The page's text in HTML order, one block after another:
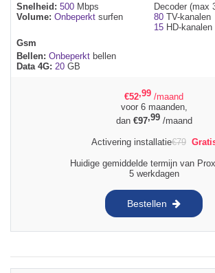
Snelheid: 500 Mbps
Volume: Onbeperkt surfen
Decoder (max
80 TV-kanalen
15 HD-kanalen
Gsm
Bellen: Onbeperkt bellen
Data 4G: 20 GB
€52,99 /maand
voor 6 maanden,
dan €97,99/maand
Activering installatie€79
Huidige gemiddelde termijn van
5 werkdagen
Bestellen